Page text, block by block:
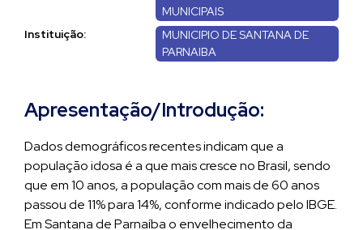
MUNICIPAIS
Instituição:
MUNICIPIO DE SANTANA DE
PARNAIBA
Apresentação/Introdução:
Dados demográficos recentes indicam que a
população idosa é a que mais cresce no Brasil, sendo
que em 10 anos, a população com mais de 60 anos
passou de 11% para 14%, conforme indicado pelo IBGE.
Em Santana de Parnaíba o envelhecimento da